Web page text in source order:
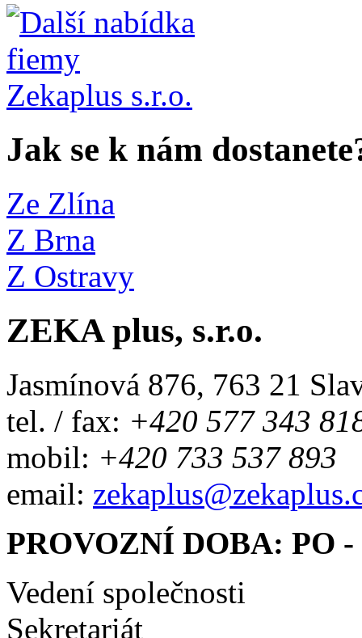
Jak se k nám
Ze Zlína
Z Brna
Z Ostravy
ZEKA plus, s.r.o.
Jasmínová 876, 763 21
tel. / fax: +420 577 343
mobil: +420 733 537 893
email:
PROVOZNÍ DOBA: PO -
Vedení společnosti
Sekretariát